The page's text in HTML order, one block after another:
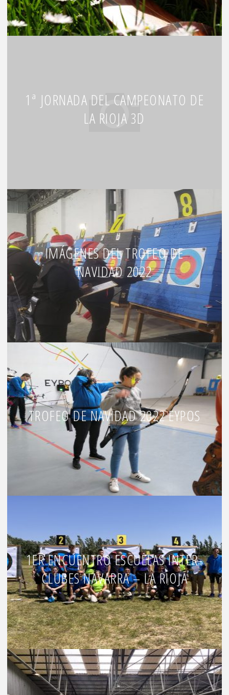
1ª JORNADA DEL CAMPEONATO DE
LA RIOJA 3D
IMÁGENES DEL TROFEO DE
NAVIDAD 2022
TROFEO DE NAVIDAD 2022 EYPOS
1ER ENCUENTRO ESCUELAS INTER-
CLUBES NAVARRA – LA RIOJA